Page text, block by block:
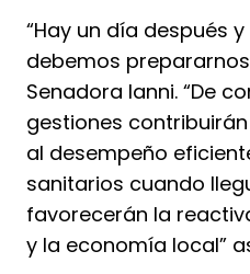
“Hay un día después
debemos
Senadora Ianni. “De
gestiones
al desempeño
sanitarios cuando
favorecerán la
y la economía local”